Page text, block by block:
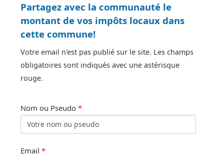
Partagez avec la communauté le
montant de vos impôts locaux dans
cette commune!
Votre email n'est pas publié sur le site. Les champs
obligatoires sont indiqués avec une astérisque
rouge.
Nom ou Pseudo *
Email *